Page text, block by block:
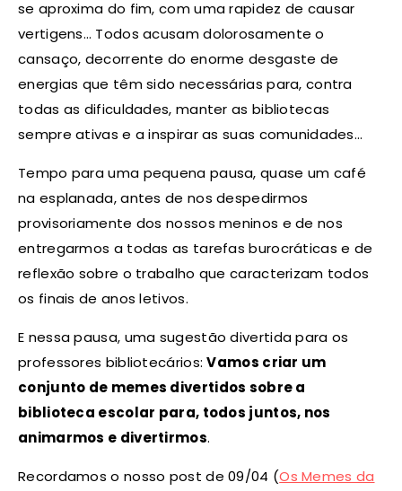
se aproxima do fim, com uma rapidez de causar
vertigens… Todos acusam dolorosamente o
cansaço, decorrente do enorme desgaste de
energias que têm sido necessárias para, contra
todas as dificuldades, manter as bibliotecas
sempre ativas e a inspirar as suas comunidades…
Tempo para uma pequena pausa, quase um café
na esplanada, antes de nos despedirmos
provisoriamente dos nossos meninos e de nos
entregarmos a todas as tarefas burocráticas e de
reflexão sobre o trabalho que caracterizam todos
os finais de anos letivos.
E nessa pausa, uma sugestão divertida para os
professores bibliotecários:Vamos criar um
conjunto de memes divertidos sobre a
biblioteca escolar para, todos juntos, nos
animarmos e divertirmos.
Recordamos o nosso post de 09/04 (Os Memes da